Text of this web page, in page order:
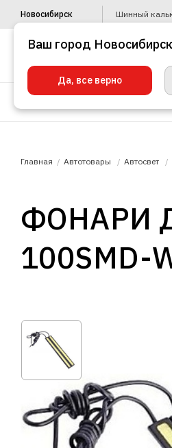
Новосибирск Шинный
Главная Автотовары Автосвет
ФОНАРИ
100SMD-
Ваш город
Да, все верно